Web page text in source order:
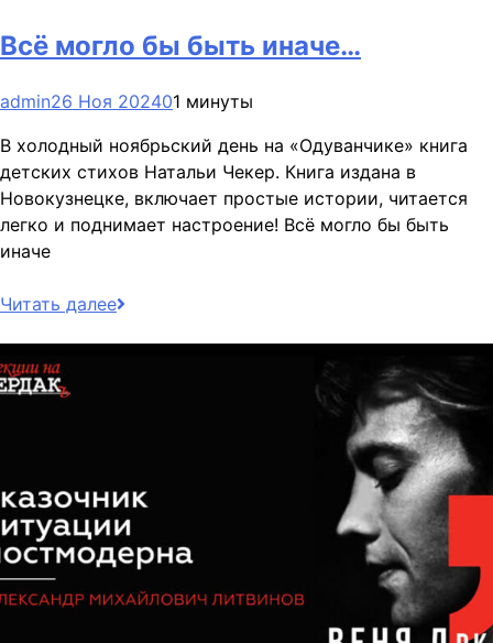
Всё могло бы быть иначе…
admin26 Ноя 202401 минуты
В холодный ноябрьский день на «Одуванчике» книга
детских стихов Натальи Чекер. Книга издана в
Новокузнецке, включает простые истории, читается
легко и поднимает настроение! Всё могло бы быть
иначе
Читать далее